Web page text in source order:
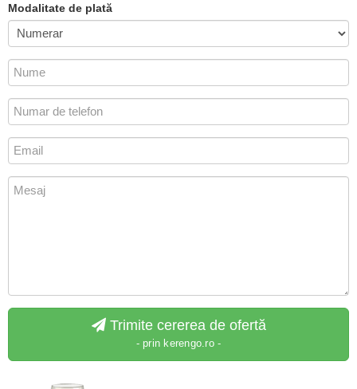
Modalitate de plată
Trimite cererea de ofertă
- prin kerengo.ro -